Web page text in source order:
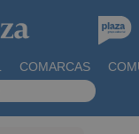
COMARCAS